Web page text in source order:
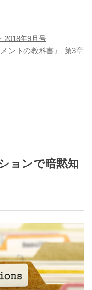
2018年9月号
ントの教科書』
第3章
ョンで暗黙知